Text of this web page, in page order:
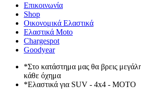
Επικοινωνία
Shop
Οικονομικά Ελαστικά
Ελαστικά Moto
Chargespot
Goodyear
*Στο κατάστημα μας θα βρεις
κάθε όχημα
*Ελαστικά για SUV - 4x4 - MOTO